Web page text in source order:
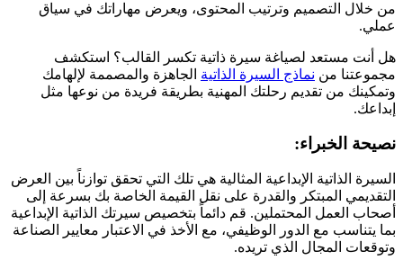
من خلال التصميم وترتيب المحتوى، ويعرض مهاراتك في سياق
عملي.
هل أنت مستعد لصياغة سيرة ذاتية تكسر القالب؟ استكشف
مجموعتنا من نماذج السيرة الذاتية الجاهزة والمصممة لإلهامك
وتمكينك من تقديم رحلتك المهنية بطريقة فريدة من نوعها مثل
إبداعك.
نصيحة الخبراء:
السيرة الذاتية الإبداعية المثالية هي تلك التي تحقق توازناً بين العرض
التقديمي المبتكر والقدرة على نقل القيمة الخاصة بك بسرعة إلى
أصحاب العمل المحتملين. قم دائماً بتخصيص سيرتك الذاتية الإبداعية
بما يتناسب مع الدور الوظيفي، مع الأخذ في الاعتبار معايير الصناعة
وتوقعات المجال الذي تريده.